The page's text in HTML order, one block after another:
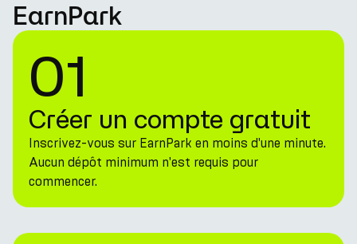
EarnPark
01
Créer un compte gratuit
Inscrivez-vous sur EarnPark en moins d'une minute.
Aucun dépôt minimum n'est requis pour
commencer.